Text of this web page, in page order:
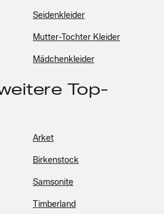
Seidenkleider
Mutter-Tochter Kleider
Mädchenkleider
Top-
Arket
Birkenstock
Samsonite
Timberland